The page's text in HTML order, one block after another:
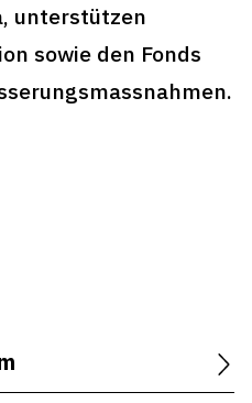
unterstützen
sowie den Fonds